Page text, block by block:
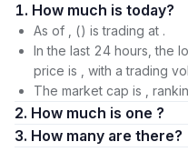
1. How much is today?
As of , () is trading at .
In the last 24 hours, the
price is , with a trading
The market cap is ,
2. How much is one ?
3. How many are there?